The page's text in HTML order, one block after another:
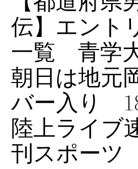
伝】エント
一覧 青学
朝日は地元
バー入り
陸上ライブ
刊スポーツ